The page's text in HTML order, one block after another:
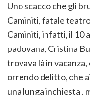
Uno scacco che gli
Caminiti, fatale
Caminiti, infatti, il 10
padovana, Cristina
trovava là in
orrendo delitto, che
una lunga inchiesta ,